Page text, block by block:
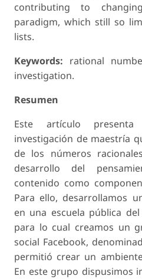
contributing to
paradigm, which still so
lists.
Keywords: rational
investigation.
Resumen
Este artículo
investigación de maestría
de los números
desarrollo del
contenido como
Para ello, desarrollamos
en una escuela pública
para lo cual creamos un
social Facebook,
permitió crear un
En este grupo dispusimos